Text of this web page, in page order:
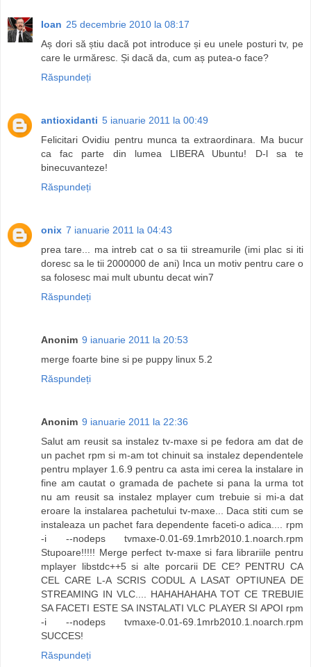
Ioan 25 decembrie 2010 la 08:17
Aș dori să știu dacă pot introduce și eu unele posturi tv, pe
care le urmăresc. Și dacă da, cum aș putea-o face?
Răspundeți
antioxidanti 5 ianuarie 2011 la 00:49
Felicitari Ovidiu pentru munca ta extraordinara. Ma bucur
ca fac parte din lumea LIBERA Ubuntu! D-l sa te
binecuvanteze!
Răspundeți
onix 7 ianuarie 2011 la 04:43
prea tare... ma intreb cat o sa tii streamurile (imi plac si iti
doresc sa le tii 2000000 de ani) Inca un motiv pentru care o
sa folosesc mai mult ubuntu decat win7
Răspundeți
Anonim 9 ianuarie 2011 la 20:53
merge foarte bine si pe puppy linux 5.2
Răspundeți
Anonim 9 ianuarie 2011 la 22:36
Salut am reusit sa instalez tv-maxe si pe fedora am dat de
un pachet rpm si m-am tot chinuit sa instalez dependentele
pentru mplayer 1.6.9 pentru ca asta imi cerea la instalare in
fine am cautat o gramada de pachete si pana la urma tot
nu am reusit sa instalez mplayer cum trebuie si mi-a dat
eroare la instalarea pachetului tv-maxe... Daca stiti cum se
instaleaza un pachet fara dependente faceti-o adica.... rpm
-i --nodeps tvmaxe-0.01-69.1mrb2010.1.noarch.rpm
Stupoare!!!!! Merge perfect tv-maxe si fara librariile pentru
mplayer libstdc++5 si alte porcarii DE CE? PENTRU CA
CEL CARE L-A SCRIS CODUL A LASAT OPTIUNEA DE
STREAMING IN VLC.... HAHAHAHAHA TOT CE TREBUIE
SA FACETI ESTE SA INSTALATI VLC PLAYER SI APOI rpm
-i --nodeps tvmaxe-0.01-69.1mrb2010.1.noarch.rpm
SUCCES!
Răspundeți